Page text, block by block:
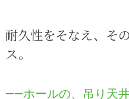
耐久性をそなえ、そ
ス。
――ホールの、吊り天